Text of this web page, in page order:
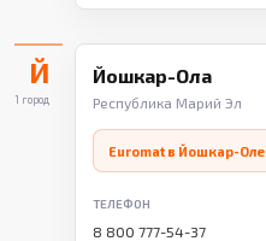
Й
1 город
Йошкар-Ола
Республика Марий Эл
Euromat в Йошкар-Оле
ТЕЛЕФОН
8 800 777-54-37